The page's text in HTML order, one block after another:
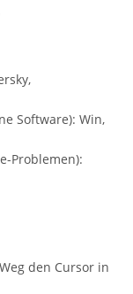
Software): Win,
Problemen):
den Cursor in